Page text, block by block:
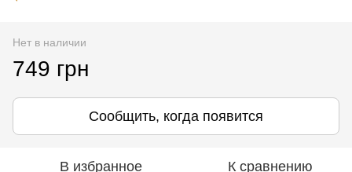
Нет в наличии
749 грн
Сообщить, когда появится
В избранное К сравнению